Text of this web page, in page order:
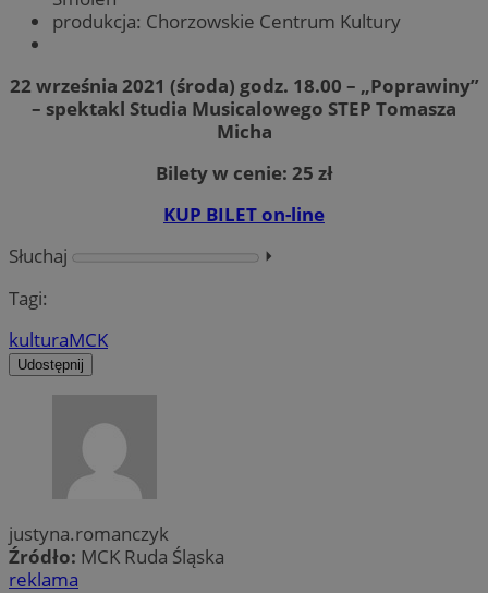
produkcja: Chorzowskie Centrum Kultury
22 września 2021 (środa) godz. 18.00 – „Poprawiny”
– spektakl Studia Musicalowego STEP Tomasza
Micha
Bilety w cenie: 25 zł
KUP BILET on-line
Słuchaj
⏵︎
Tagi:
kulturaMCK
Udostępnij
justyna.romanczyk
Źródło: MCK Ruda Śląska
reklama